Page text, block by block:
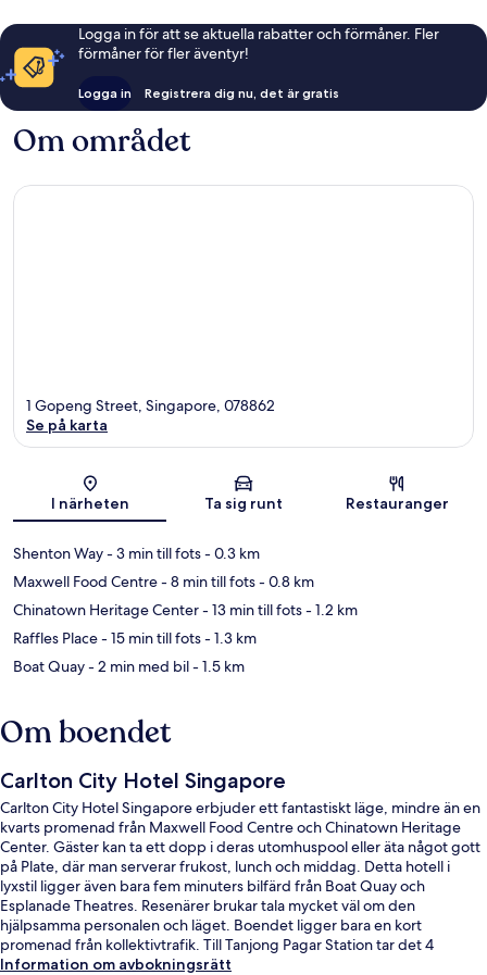
Logga in för att se aktuella rabatter och förmåner. Fler
förmåner för fler äventyr!
Logga in Registrera dig nu, det är gratis
Om området
Karta
1 Gopeng Street, Singapore, 078862
Se på karta
I närheten Ta sig runt Restauranger
Shenton Way- 3 min till fots- 0.3 km
Maxwell Food Centre- 8 min till fots- 0.8 km
Chinatown Heritage Center- 13 min till fots- 1.2 km
Raffles Place- 15 min till fots- 1.3 km
Boat Quay- 2 min med bil- 1.5 km
Om boendet
Carlton City Hotel Singapore
Carlton City Hotel Singapore erbjuder ett fantastiskt läge, mindre än en
kvarts promenad från Maxwell Food Centre och Chinatown Heritage
Center. Gäster kan ta ett dopp i deras utomhuspool eller äta något gott
på Plate, där man serverar frukost, lunch och middag. Detta hotell i
lyxstil ligger även bara fem minuters bilfärd från Boat Quay och
Esplanade Theatres. Resenärer brukar tala mycket väl om den
hjälpsamma personalen och läget. Boendet ligger bara en kort
promenad från kollektivtrafik. Till Tanjong Pagar Station tar det 4
minuter att gå och till Maxwell Station är det 8 minuter.
Information om avbokningsrätt